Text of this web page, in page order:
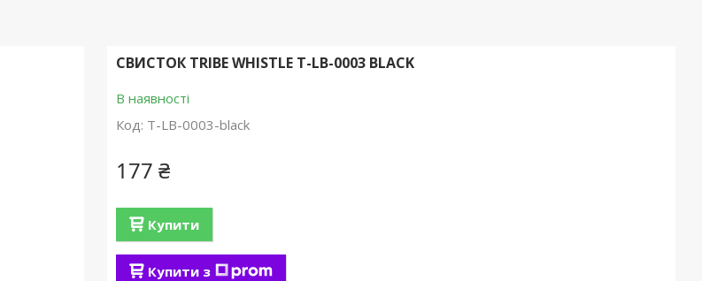
СВИСТОК TRIBE WHISTLE T-LB-0003 BLACK
В наявності
Код: T-LB-0003-black
177 ₴
Купити
Купити з